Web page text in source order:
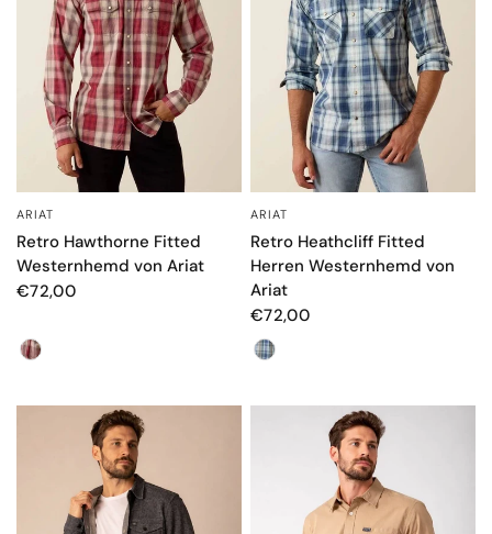
ARIAT
Retro Hawthorne Fitted
Westernhemd von Ariat
€72,00
Farbe
ARIAT
Retro Heathcliff Fitted
Herren Westernhemd von
Ariat
€72,00
Farbe